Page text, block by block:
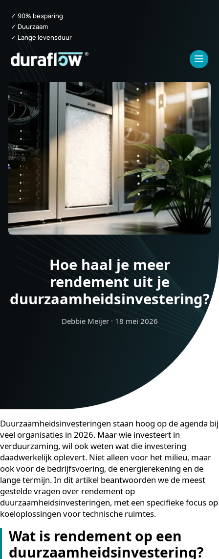
✓ 90% besparing
✓ Duurzaam
✓ Lange levensduur
Hoe haal je meer
rendement uit je
Duurzaamheidsinvesteringen staan hoog op de
veel organisaties in 2026. Maar wie investeert in
verduurzaming, wil ook weten wat die investering
daadwerkelijk oplevert. Niet alleen voor het milieu,
ook voor de bedrijfsvoering, de energierekening en de
lange termijn. In dit artikel beantwoorden we de
gestelde vragen over rendement op
duurzaamheidsinvesteringen, met een specifieke
koeloplossingen voor technische ruimtes.